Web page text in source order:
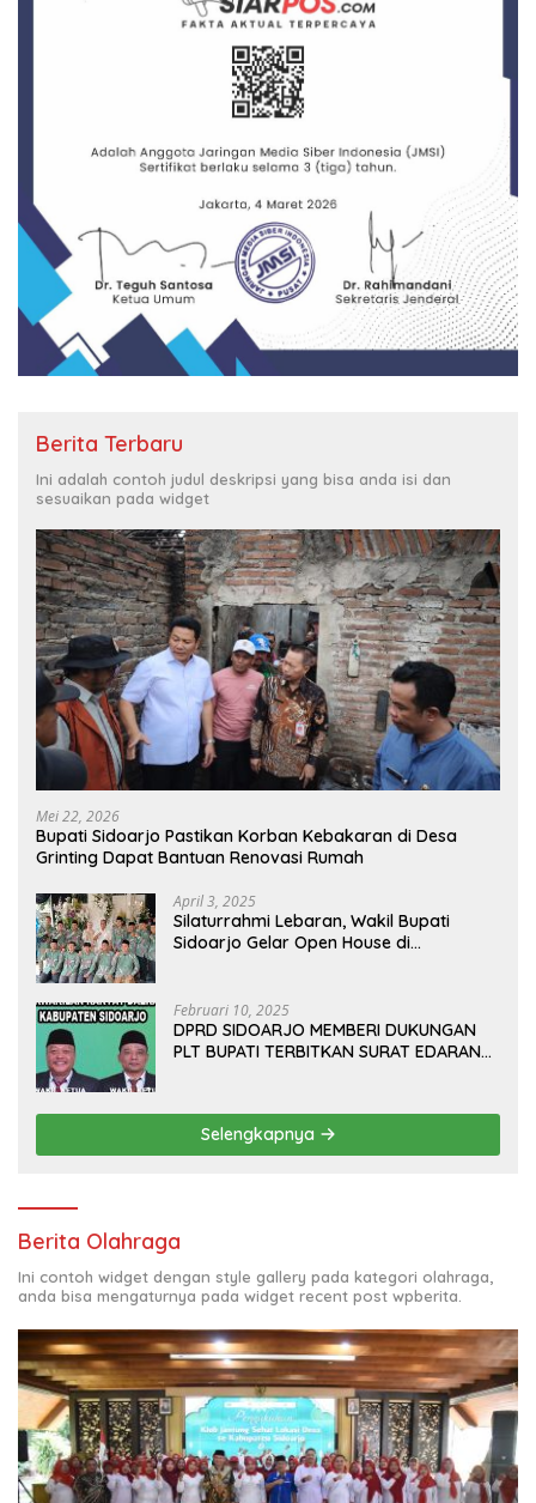
Berita Terbaru
Ini adalah contoh judul deskripsi yang bisa anda isi dan
sesuaikan pada widget
Mei 22, 2026
Bupati Sidoarjo Pastikan Korban Kebakaran di Desa
Grinting Dapat Bantuan Renovasi Rumah
April 3, 2025
Silaturrahmi Lebaran, Wakil Bupati
Sidoarjo Gelar Open House di
Februari 10, 2025
DPRD SIDOARJO MEMBERI DUKUNGAN
PLT BUPATI TERBITKAN SURAT EDARAN
KELUAR KOTA
Selengkapnya
Berita Olahraga
Ini contoh widget dengan style gallery pada kategori olahraga,
anda bisa mengaturnya pada widget recent post wpberita.